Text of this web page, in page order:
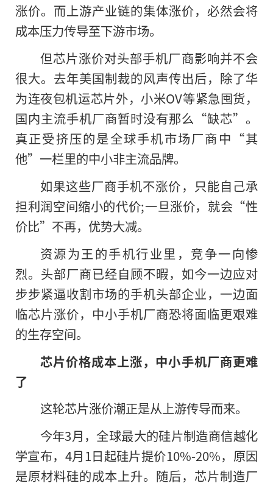
涨价。而上游产业链的集体涨价，必然会将
成本压力传导至下游市场。
但芯片涨价对头部手机厂商影响并不会
很大。去年美国制裁的风声传出后，除了华
为连夜包机运芯片外，小米OV等紧急囤货，
国内主流手机厂商暂时没有那么“缺芯”。
真正受挤压的是全球手机市场厂商中“其
他”一栏里的中小非主流品牌。
如果这些厂商手机不涨价，只能自己承
担利润空间缩小的代价;一旦涨价，就会“性
价比”不再，优势大减。
资源为王的手机行业里，竞争一向惨
烈。头部厂商已经自顾不暇，如今一边应对
步步紧逼收割市场的手机头部企业，一边面
临芯片涨价，中小手机厂商恐将面临更艰难
的生存空间。
芯片价格成本上涨，中小手机厂商更难
了
这轮芯片涨价潮正是从上游传导而来。
今年3月，全球最大的硅片制造商信越化
学宣布，4月1日起硅片提价10%-20%，原因
是原材料硅的成本上升。随后，芯片制造厂